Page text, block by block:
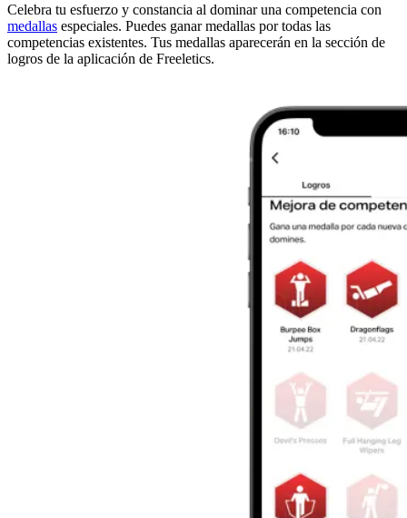
Celebra tu esfuerzo y constancia al dominar una competencia con
medallas especiales. Puedes ganar medallas por todas las
competencias existentes. Tus medallas aparecerán en la sección de
logros de la aplicación de Freeletics.